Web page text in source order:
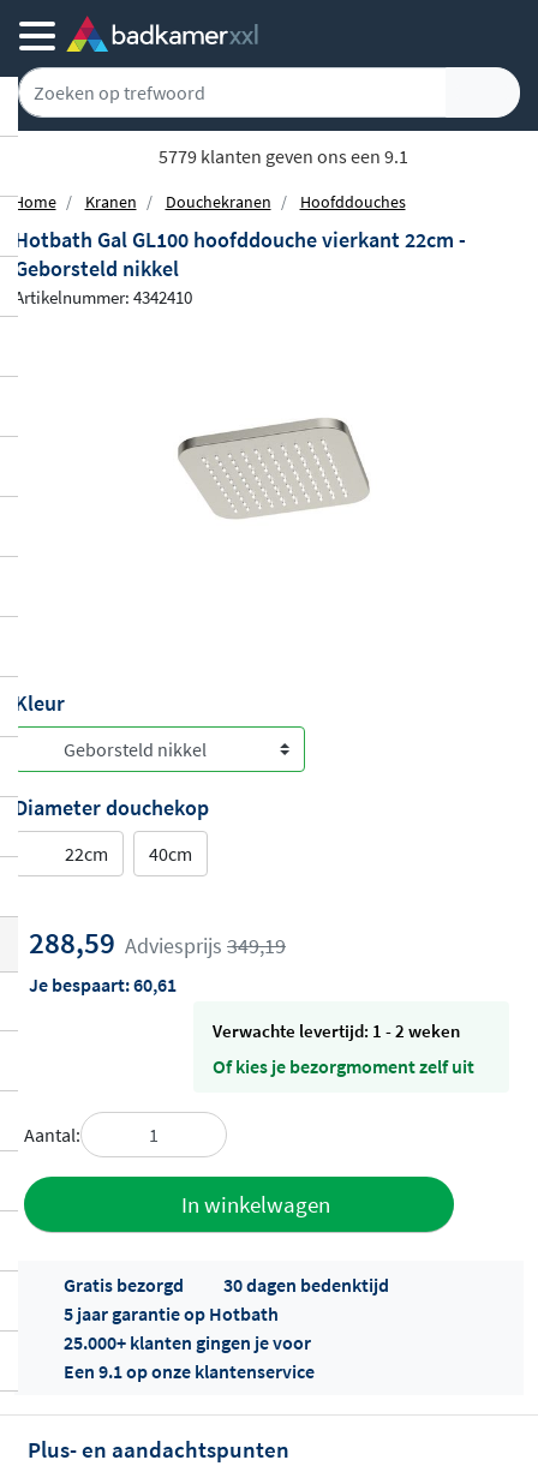
5779 klanten geven ons een 9.1
Home Kranen Douchekranen Hoofddouches
Hotbath Gal GL100 hoofddouche vierkant 22cm -
Geborsteld nikkel
Artikelnummer: 4342410
Kleur
Diameter douchekop
22cm 40cm
288,59 Adviesprijs 349,19
Je bespaart:60,61
Verwachte levertijd: 1 - 2 weken
Of kies je bezorgmoment zelf uit
Aantal:
In winkelwagen
Offertes
Gratis bezorgd
30 dagen bedenktijd
5 jaar garantie op Hotbath
25.000+ klanten gingen je voor
Een 9.1 op onze klantenservice
Plus- en aandachtspunten